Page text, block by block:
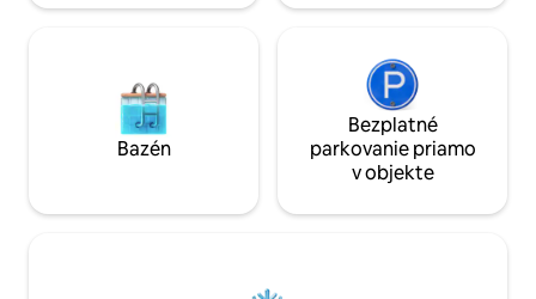
Bazén
Bezplatné
parkovanie priamo
v objekte